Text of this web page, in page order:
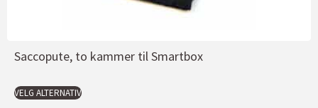
Saccopute, to kammer til Smartbox
VELG ALTERNATIV